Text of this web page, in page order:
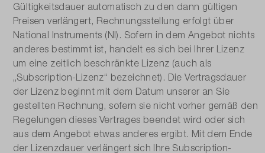
Gültigkeitsdauer automatisch zu den dann gültigen
Preisen verlängert, Rechnungsstellung erfolgt über
National Instruments (NI). Sofern in dem Angebot nichts
anderes bestimmt ist, handelt es sich bei Ihrer Lizenz
um eine zeitlich beschränkte Lizenz (auch als
„Subscription-Lizenz“ bezeichnet). Die Vertragsdauer
der Lizenz beginnt mit dem Datum unserer an Sie
gestellten Rechnung, sofern sie nicht vorher gemäß den
Regelungen dieses Vertrages beendet wird oder sich
aus dem Angebot etwas anderes ergibt. Mit dem Ende
der Lizenzdauer verlängert sich Ihre Subscription-